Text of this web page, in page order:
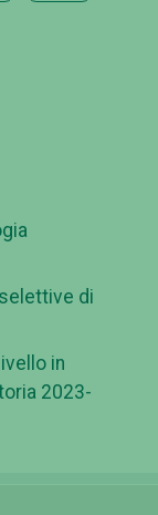
di
in
2023-